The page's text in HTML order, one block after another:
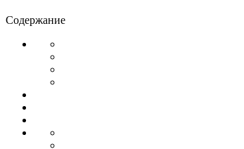
Содержание